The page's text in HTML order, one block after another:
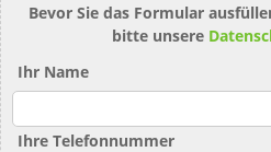
Bevor Sie das Formular
bitte unsere
Ihr Name
Ihre Telefonnummer